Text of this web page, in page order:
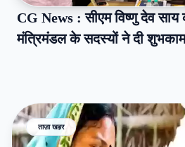
CG News : सीएम विष्णु देव
मंत्रिमंडल के सदस्यों ने दी
ताज़ा खब़र